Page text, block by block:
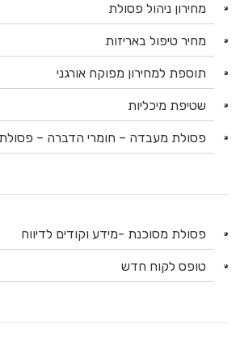
מחירון ניהול פסולת
מחיר טיפול באריזות
תוספת למחירון מפוקח אורגני
שטיפת מיכליות
פסולת מעבדה – חומרי הדברה –
פסולת מסוכנת -מידע וקודים לדיווח
טופס לקוח חדש